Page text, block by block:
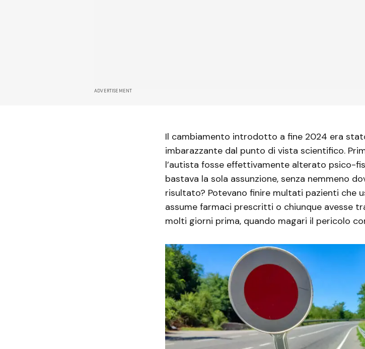
ADVERTISEMENT
Il cambiamento introdotto a fine 2024 era
imbarazzante dal punto di vista scientifico.
l’autista fosse effettivamente alterato psico-
bastava la sola assunzione, senza nemmeno
risultato? Potevano finire multati pazienti che
assume farmaci prescritti o chiunque avesse
molti giorni prima, quando magari il pericolo